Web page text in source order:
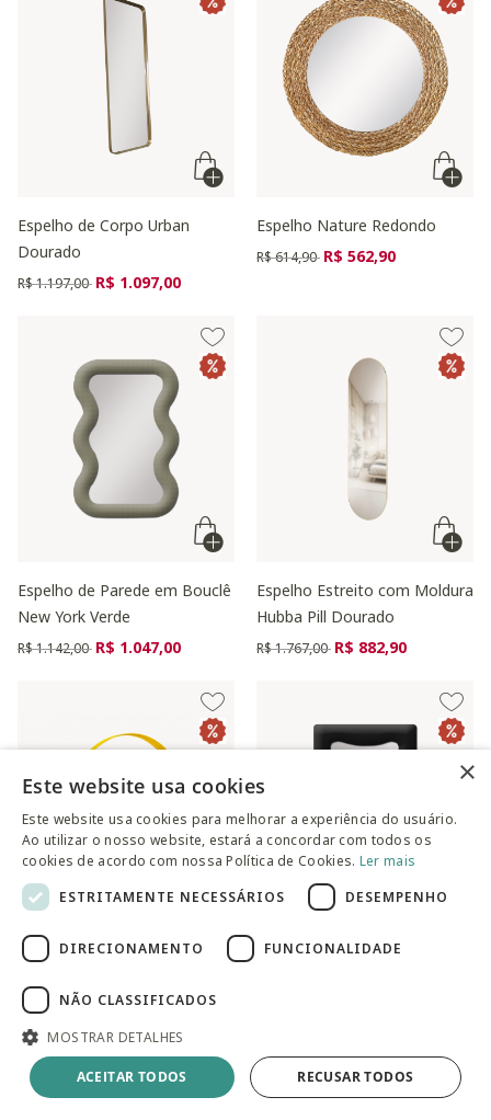
Espelho de Corpo Urban
Dourado
Preço reduzido de
R$ 1.197,00 para
R$ 1.097,00
Espelho Nature Redondo
Preço reduzido de
R$ 614,90 para
R$ 562,90
Espelho de Parede em Bouclê
New York Verde
Preço reduzido de
R$ 1.142,00 para
R$ 1.047,00
Espelho Estreito com Moldura
Hubba Pill Dourado
Preço reduzido de
R$ 1.767,00 para
R$ 882,90
Espelho Round Interno
Amarelo
Preço reduzido de
R$ 564,90 para
R$ 524,90
Espelho de Parede em Veludo
×
Este website usa cookies
Este website usa cookies para melhorar a experiência do usuário.
Ao utilizar o nosso website, estará a concordar com todos os
cookies de acordo com nossa Política de Cookies. Ler mais
ESTRITAMENTE NECESSÁRIOS
DESEMPENHO
DIRECIONAMENTO FUNCIONALIDADE
NÃO CLASSIFICADOS
MOSTRAR DETALHES
ACEITAR TODOS RECUSAR TODOS